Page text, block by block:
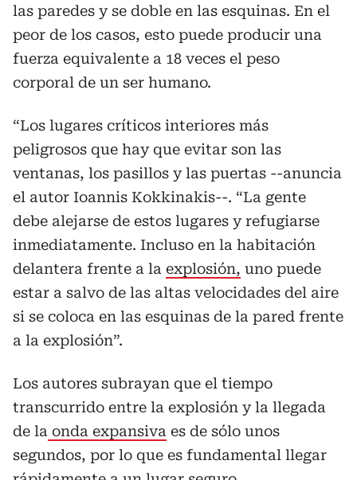
las paredes y se doble en las esquinas. En el
peor de los casos, esto puede producir una
fuerza equivalente a 18 veces el peso
corporal de un ser humano.
“Los lugares críticos interiores más
peligrosos que hay que evitar son las
ventanas, los pasillos y las puertas --anuncia
el autor Ioannis Kokkinakis--. “La gente
debe alejarse de estos lugares y refugiarse
inmediatamente. Incluso en la habitación
delantera frente a la explosión, uno puede
estar a salvo de las altas velocidades del aire
si se coloca en las esquinas de la pared frente
a la explosión”.
Los autores subrayan que el tiempo
transcurrido entre la explosión y la llegada
de la onda expansiva es de sólo unos
segundos, por lo que es fundamental llegar